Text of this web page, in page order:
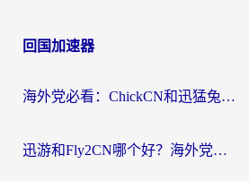
回国加速器
海外党必看：ChickCN和迅猛兔好用吗？3招教你选对回国加速器
迅游和Fly2CN哪个好？海外党回国加速器真实测评与选择心法